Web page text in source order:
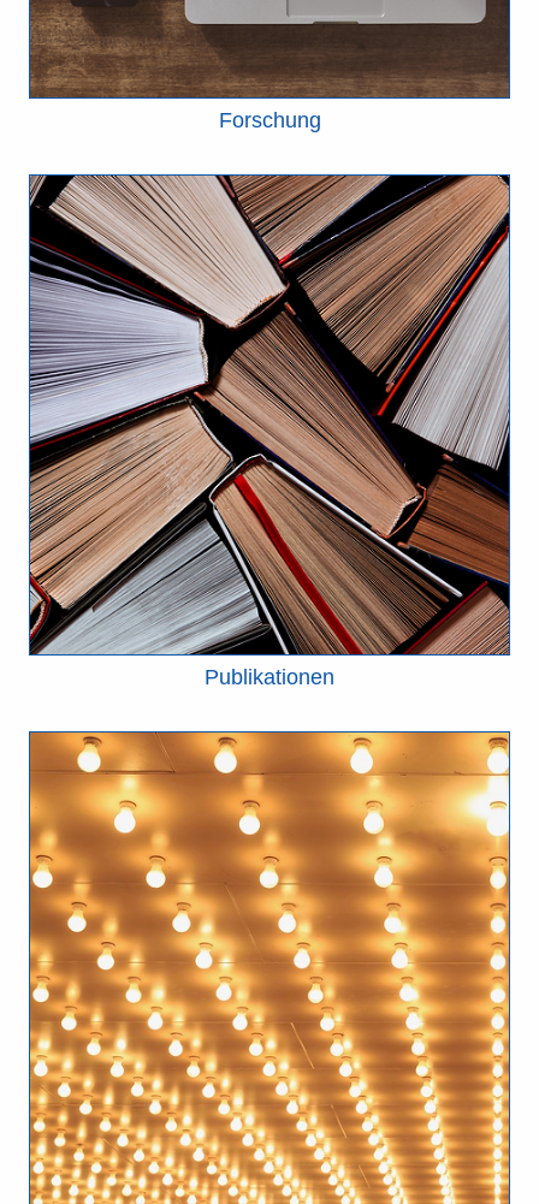
Forschung
Publikationen